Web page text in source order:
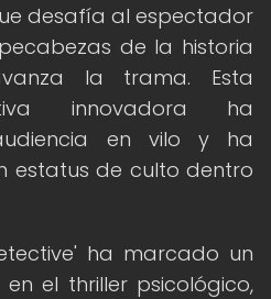
desafía al espectador
de la historia
la trama. Esta
innovadora ha
en vilo y ha
estatus de culto dentro
ha marcado un
el thriller psicológico,